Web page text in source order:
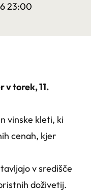
23:00
v torek, 11.
vinske kleti, ki
cenah, kjer
v središče
doživetij.